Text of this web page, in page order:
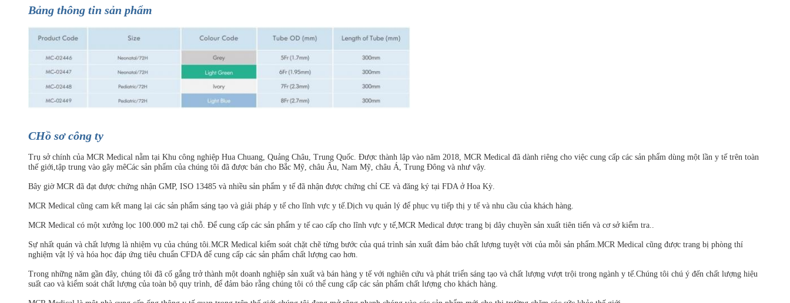
Bảng thông tin sản phẩm
CHồ sơ công ty
Trụ sở chính của MCR Medical nằm tại Khu công nghiệp Hua Chuang, Quảng Châu, Trung Quốc. Được thành lập vào năm 2018, MCR Medical đã dành riêng cho việc cung cấp các sản phẩm dùng một lần y tế trên toàn
thế giới,tập trung vào gây mêCác sản phẩm của chúng tôi đã được bán cho Bắc Mỹ, châu Âu, Nam Mỹ, châu Á, Trung Đông và như vậy.
Bây giờ MCR đã đạt được chứng nhận GMP, ISO 13485 và nhiều sản phẩm y tế đã nhận được chứng chỉ CE và đăng ký tại FDA ở Hoa Kỳ.
MCR Medical cũng cam kết mang lại các sản phẩm sáng tạo và giải pháp y tế cho lĩnh vực y tế.Dịch vụ quản lý để phục vụ tiếp thị y tế và nhu cầu của khách hàng.
MCR Medical có một xưởng lọc 100.000 m2 tại chỗ. Để cung cấp các sản phẩm y tế cao cấp cho lĩnh vực y tế,MCR Medical được trang bị dây chuyền sản xuất tiên tiến và cơ sở kiểm tra..
Sự nhất quán và chất lượng là nhiệm vụ của chúng tôi.MCR Medical kiểm soát chặt chẽ từng bước của quá trình sản xuất đảm bảo chất lượng tuyệt vời của mỗi sản phẩm.MCR Medical cũng được trang bị phòng thí
nghiệm vật lý và hóa học đáp ứng tiêu chuẩn CFDA để cung cấp các sản phẩm chất lượng cao hơn.
Trong những năm gần đây, chúng tôi đã cố gắng trở thành một doanh nghiệp sản xuất và bán hàng y tế với nghiên cứu và phát triển sáng tạo và chất lượng vượt trội trong ngành y tế.Chúng tôi chú ý đến chất lượng hiệu
suất cao và kiểm soát chất lượng của toàn bộ quy trình, để đảm bảo rằng chúng tôi có thể cung cấp các sản phẩm chất lượng cho khách hàng.